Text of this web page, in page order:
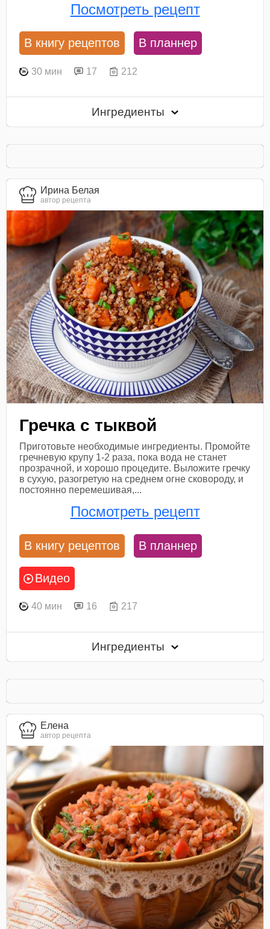
Посмотреть рецепт
В книгу рецептов В планнер
30 мин 17 212
Ингредиенты
Ирина Белая
автор рецепта
Гречка с тыквой
Приготовьте необходимые ингредиенты. Промойте
гречневую крупу 1-2 раза, пока вода не станет
прозрачной, и хорошо процедите. Выложите гречку
в сухую, разогретую на среднем огне сковороду, и
постоянно перемешивая,...
Посмотреть рецепт
В книгу рецептов В планнер
Видео
40 мин 16 217
Ингредиенты
Елена
автор рецепта